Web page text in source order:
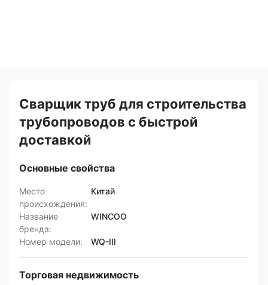
Сварщик труб для строительства
трубопроводов с быстрой
доставкой
Основные свойства
Место
происхождения:
Китай
Название
бренда:
WINCOO
Номер модели: WQ-III
Торговая недвижимость